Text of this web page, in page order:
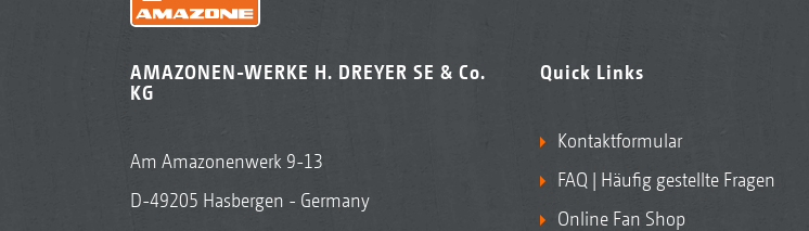
AMAZONEN-WERKE H. DREYER SE & Co.
KG
Am Amazonenwerk 9-13
D-49205 Hasbergen - Germany
Quick Links
Kontaktformular
FAQ | Häufig gestellte Fragen
Online Fan Shop